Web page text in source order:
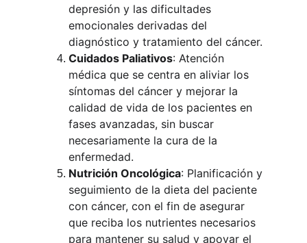
depresión y las dificultades
emocionales derivadas del
diagnóstico y tratamiento del cáncer.
Cuidados Paliativos: Atención
médica que se centra en aliviar los
síntomas del cáncer y mejorar la
calidad de vida de los pacientes en
fases avanzadas, sin buscar
necesariamente la cura de la
enfermedad.
Nutrición Oncológica: Planificación y
seguimiento de la dieta del paciente
con cáncer, con el fin de asegurar
que reciba los nutrientes necesarios
para mantener su salud y apoyar el